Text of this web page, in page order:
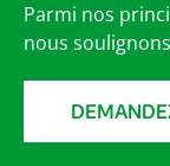
Parmi nos
nous